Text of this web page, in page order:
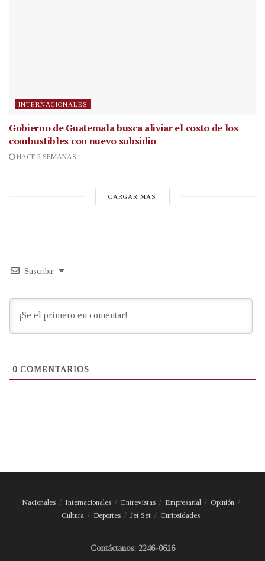
INTERNACIONALES
Gobierno de Guatemala busca aliviar el costo de los
combustibles con nuevo subsidio
HACE 2 SEMANAS
CARGAR MÁS
Suscribir
0 COMENTARIOS
Nacionales Internacionales Entrevistas Empresarial
Opinión
Cultura
Deportes Jet Set Curiosidades
Contáctanos: 2246-0616